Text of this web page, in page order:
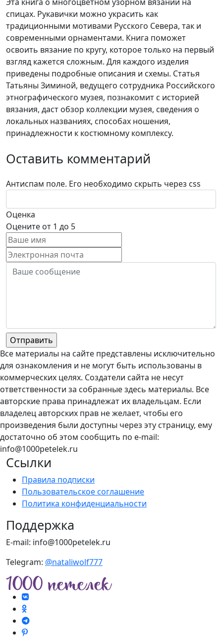
спицах. Рукавички можно украсить как
традиционными мотивами Русского Севера, так и
современными орнаментами. Книга поможет
освоить вязание по кругу, которое только на первый
взгляд кажется сложным. Для каждого изделия
приведены подробные описания и схемы. Статья
Татьяны Зиминой, ведущего сотрудника Российского
этнографического музея, познакомит с историей
вязания, даст обзор коллекции музея, сведения о
локальных названиях, способах ношения,
принадлежности к костюмному комплексу.
Оставить комментарий
Антиспам поле. Его необходимо скрыть через css
Оценка
Оцените от 1 до 5
Все материалы на сайте представлены исключительно
для ознакомления и не могут быть использованы в
коммерческих целях. Создатели сайта не несут
ответственности за собранные здесь материалы. Все
авторские права принадлежат их владельцам. Если
владелец авторских прав не желает, чтобы его
произведения были доступны через эту страницу, ему
достаточно об этом сообщить по e-mail:
info@1000petelek.ru
Ссылки
Правила подписки
Пользовательское соглашение
Политика конфиденциальности
Поддержка
E-mail: info@1000petelek.ru
Telegram: @nataliwolf777